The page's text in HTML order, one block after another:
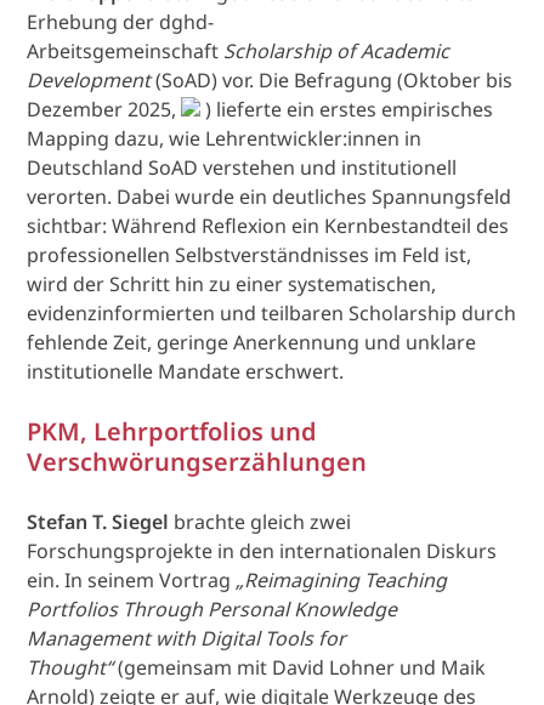
Erhebung der dghd-
Arbeitsgemeinschaft Scholarship of Academic
Development(SoAD) vor. Die Befragung (Oktober bis
Dezember 2025,
) lieferte ein erstes empirisches
Mapping dazu, wie Lehrentwickler:innen in
Deutschland SoAD verstehen und institutionell
verorten. Dabei wurde ein deutliches Spannungsfeld
sichtbar: Während Reflexion ein Kernbestandteil des
professionellen Selbstverständnisses im Feld ist,
wird der Schritt hin zu einer systematischen,
evidenzinformierten und teilbaren Scholarship durch
fehlende Zeit, geringe Anerkennung und unklare
institutionelle Mandate erschwert.
PKM, Lehrportfolios und
Verschwörungserzählungen
Stefan T. Siegel brachte gleich zwei
Forschungsprojekte in den internationalen Diskurs
ein. In seinem Vortrag „Reimagining Teaching
Portfolios Through Personal Knowledge
Management with Digital Tools for
Thought“(gemeinsam mit David Lohner und Maik
Arnold) zeigte er auf, wie digitale Werkzeuge des